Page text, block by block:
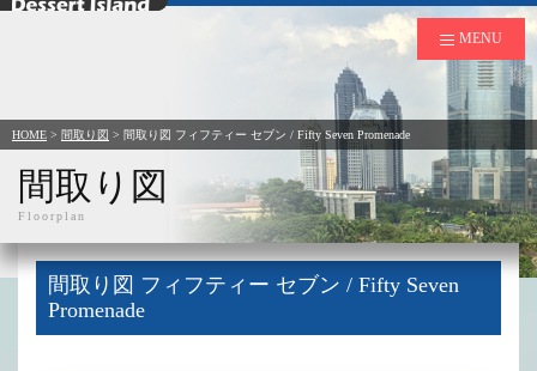
デザートアイランド
MENU
HOME > 間取り図 > 間取り図 フィフティー セブン / Fifty Seven Promenade
間取り図
Floorplan
間取り図 フィフティー セブン / Fifty Seven
Promenade